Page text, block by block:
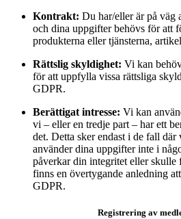
Kontrakt: Du har/eller är på väg
och dina uppgifter behövs för att
produkterna eller tjänsterna,
Rättslig skyldighet: Vi kan
för att uppfylla vissa rättsliga
GDPR.
Berättigat intresse: Vi kan
vi – eller en tredje part – har ett
det. Detta sker endast i de fall
använder dina uppgifter inte i
påverkar din integritet eller skulle
finns en övertygande anledning
GDPR.
Registrering av